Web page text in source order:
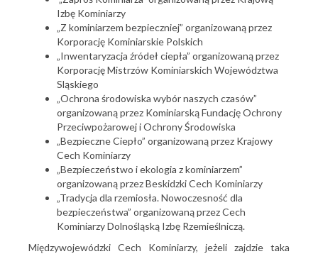
Izbę Kominiarzy
„Z kominiarzem bezpieczniej” organizowaną przez
Korporację Kominiarskie Polskich
„Inwentaryzacja źródeł ciepła” organizowaną przez
Korporację Mistrzów Kominiarskich Województwa
Sląskiego
„Ochrona środowiska wybór naszych czasów”
organizowaną przez Kominiarską Fundację Ochrony
Przeciwpożarowej i Ochrony Środowiska
„Bezpieczne Ciepło” organizowaną przez Krajowy
Cech Kominiarzy
„Bezpieczeństwo i ekologia z kominiarzem”
organizowaną przez Beskidzki Cech Kominiarzy
„Tradycja dla rzemiosła. Nowoczesność dla
bezpieczeństwa” organizowaną przez Cech
Kominiarzy Dolnośląską Izbę Rzemieślniczą.
Międzywojewódzki Cech Kominiarzy, jeżeli zajdzie taka